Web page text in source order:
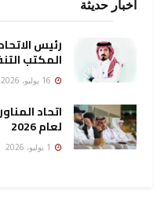
أخبار حديثة
رئيس
المكتب
اتحاد
لعام 2026